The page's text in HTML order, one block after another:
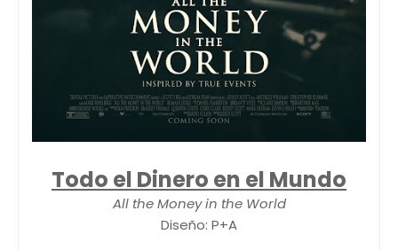
Todo el Dinero en el Mundo
All the Money in the World
Diseño: P+A